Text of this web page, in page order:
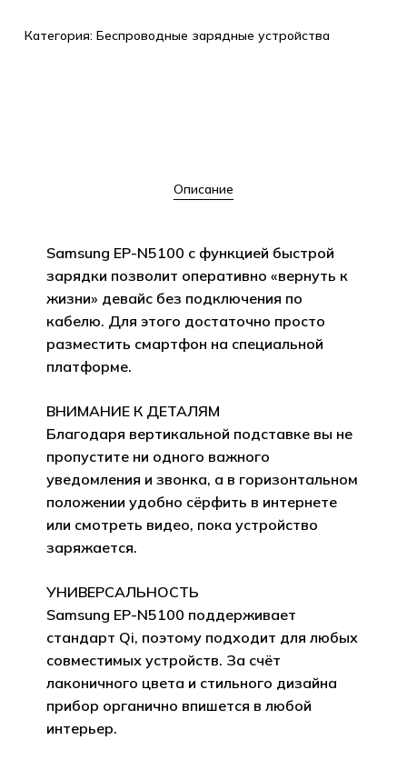
Категория: Беспроводные зарядные устройства
Описание
Samsung EP-N5100 с функцией быстрой
зарядки позволит оперативно «вернуть к
жизни» девайс без подключения по
кабелю. Для этого достаточно просто
разместить смартфон на специальной
платформе.
ВНИМАНИЕ К ДЕТАЛЯМ
Благодаря вертикальной подставке вы не
пропустите ни одного важного
уведомления и звонка, а в горизонтальном
положении удобно сёрфить в интернете
или смотреть видео, пока устройство
заряжается.
УНИВЕРСАЛЬНОСТЬ
Samsung EP-N5100 поддерживает
стандарт Qi, поэтому подходит для любых
совместимых устройств. За счёт
лаконичного цвета и стильного дизайна
прибор органично впишется в любой
интерьер.